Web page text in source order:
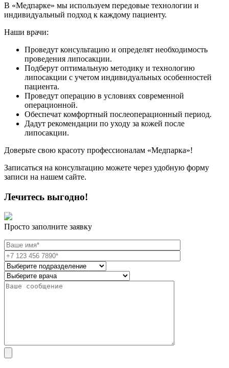
В «Медпарке» мы используем передовые технологии и
индивидуальный подход к каждому пациенту.
Наши врачи:
Проведут консультацию и определят необходимость
проведения липосакции.
Подберут оптимальную методику и технологию
липосакции с учетом индивидуальных особенностей
пациента.
Проведут операцию в условиях современной
операционной.
Обеспечат комфортный послеоперационный период.
Дадут рекомендации по уходу за кожей после
липосакции.
Доверьте свою красоту профессионалам «Медпарка»!
Записаться на консультацию можете через удобную форму
записи на нашем сайте.
Лечитесь выгодно!
Просто заполните заявку